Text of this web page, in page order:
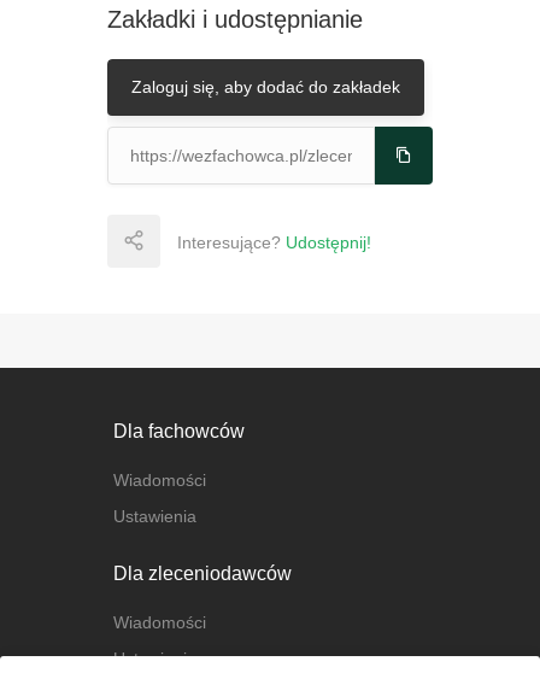
Zakładki i udostępnianie
Zaloguj się, aby dodać do zakładek
Interesujące? Udostępnij!
Dla fachowców
Wiadomości
Ustawienia
Dla zleceniodawców
Wiadomości
Ustawienia